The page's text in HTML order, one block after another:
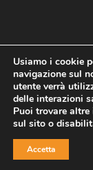
Home
Privacy
Copyright ©
Usiamo i cookie
navigazione sul
utente verrà
delle interazioni
Puoi trovare
sul sito o
Accetta